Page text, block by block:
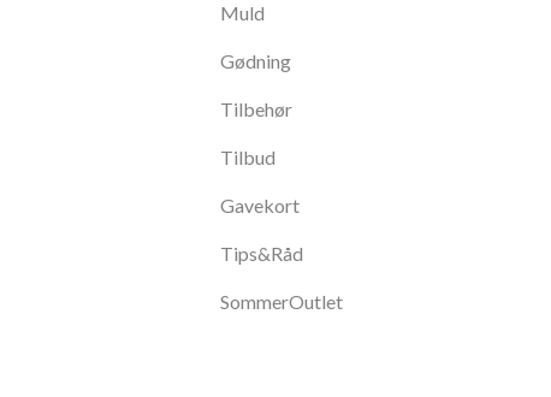
Muld
Gødning
Tilbehør
Tilbud
Gavekort
Tips&Råd
SommerOutlet